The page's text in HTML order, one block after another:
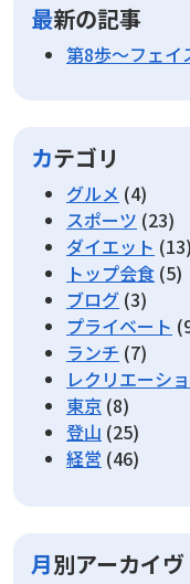
最新の記事
第8歩～フェイ
カテゴリ
グルメ (4)
スポーツ (23)
ダイエット (13)
トップ会食 (5)
ブログ (3)
プライベート
ランチ (7)
レクリエーシ
東京 (8)
登山 (25)
経営 (46)
月別アーカイヴ